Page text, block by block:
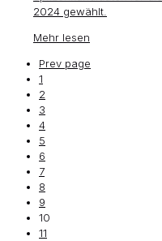
2024 gewählt.
Mehr lesen
Prev page
1
2
3
4
5
6
7
8
9
10
11